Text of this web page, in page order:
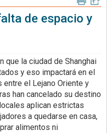
de espacio y
que la ciudad de Shanghai
y eso impactará en el
el Lejano Oriente y
han cancelado su destino
aplican estrictas
a quedarse en casa,
alimentos ni